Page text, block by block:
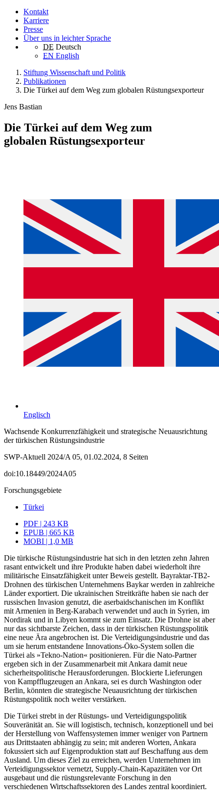
Kontakt
Karriere
Presse
Über uns in leichter Sprache
DE Deutsch
EN English
Stiftung Wissenschaft und Politik
Publikationen
Die Türkei auf dem Weg zum globalen Rüstungsexporteur
Jens Bastian
Die Türkei auf dem Weg zum
globalen Rüstungsexporteur
Englisch
Wachsende Konkurrenzfähigkeit und strategische Neuausrichtung
der türkischen Rüstungsindustrie
SWP-Aktuell 2024/A 05, 01.02.2024, 8 Seiten
doi:10.18449/2024A05
Forschungsgebiete
Türkei
PDF | 243 KB
EPUB | 665 KB
MOBI | 1,0 MB
Die türkische Rüstungsindustrie hat sich in den letzten zehn Jahren
rasant entwickelt und ihre Produkte haben dabei wiederholt ihre
militärische Einsatzfähigkeit unter Beweis gestellt. Bayraktar-TB2-
Drohnen des türkischen Unternehmens Baykar werden in zahlreiche
Länder exportiert. Die ukrainischen Streitkräfte haben sie nach der
russischen Invasion genutzt, die aserbaidschanischen im Konflikt
mit Armenien in Berg-Karabach verwendet und auch in Syrien, im
Nordirak und in Libyen kommt sie zum Einsatz. Die Drohne ist aber
nur das sichtbarste Zeichen, dass in der türkischen Rüstungspolitik
eine neue Ära angebrochen ist. Die Verteidigungsindustrie und das
um sie herum entstandene Innovations-Öko-System sollen die
Türkei als »Tekno-Nation« positionieren. Für die Nato-Partner
ergeben sich in der Zusammenarbeit mit Ankara damit neue
sicherheitspolitische Herausforderungen. Blockierte Lieferungen
von Kampfflugzeugen an Ankara, sei es durch Washington oder
Berlin, könnten die strategische Neuausrichtung der türkischen
Rüstungspolitik noch weiter verstärken.
Die Türkei strebt in der Rüstungs- und Ver­teidigungspolitik
Souveränität an. Sie will logistisch, technisch, konzeptionell und bei
der Herstellung von Waffensystemen immer weniger von Partnern
aus Drittstaaten ab­hängig zu sein; mit anderen Worten, Ankara
fokussiert sich auf Eigenproduktion statt auf Beschaffung aus dem
Ausland. Um die­ses Ziel zu erreichen, werden Unternehmen im
Verteidigungssektor vernetzt, Supply-Chain-Kapazitäten vor Ort
ausgebaut und die rüstungsrelevante Forschung in den
verschiedenen Wirtschaftssektoren des Landes zentral koordiniert.